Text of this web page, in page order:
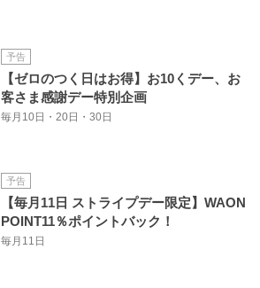
予告
【ゼロのつく日はお得】お10くデー、お
客さま感謝デー特別企画
毎月10日・20日・30日
予告
【毎月11日 ストライプデー限定】WAON
POINT11％ポイントバック！
毎月11日